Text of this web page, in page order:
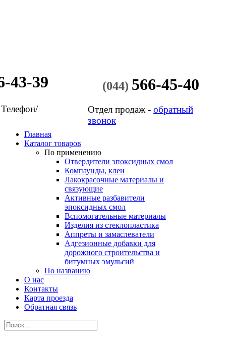
43-39 (044) 566-45-40
Отдел продаж - обратный
звонок
Главная
Каталог товаров
По применению
Отвердители эпоксидных смол
Компаунды, клеи
Лакокрасочные материалы и
связующие
Активные разбавители
эпоксидных смол
Вспомогательные материалы
Изделия из стеклопластика
Аппреты и замаслеватели
Адгезионные добавки для
дорожного строительства и
битумных эмульсий
По названию
О нас
Контакты
Карта проезда
Обратная связь